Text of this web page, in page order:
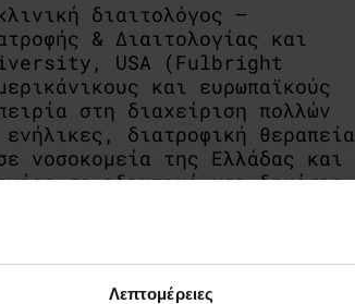
Λεπτομέρειες
διαιτολόγος –
& Διαιτολογίας και
USA (Fulbright
και ευρωπαϊκούς
στη διαχείριση πολλών
διατροφική θεραπεία
νοσοκομεία της Ελλάδας και
σε ιδιωτικά και δημόσια
οργανισμό
σε άτομα και οικογένειες
και ομάδες υποστήριξης ως
expert.